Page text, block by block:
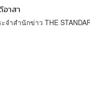
าสา
จำสำนักข่าว THE